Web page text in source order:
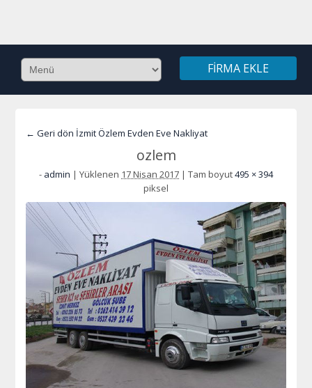
FIRMA EKLE
← Geri dön İzmit Özlem Evden Eve Nakliyat
ozlem
- admin | Yüklenen 17 Nisan 2017 | Tam boyut495 × 394
piksel